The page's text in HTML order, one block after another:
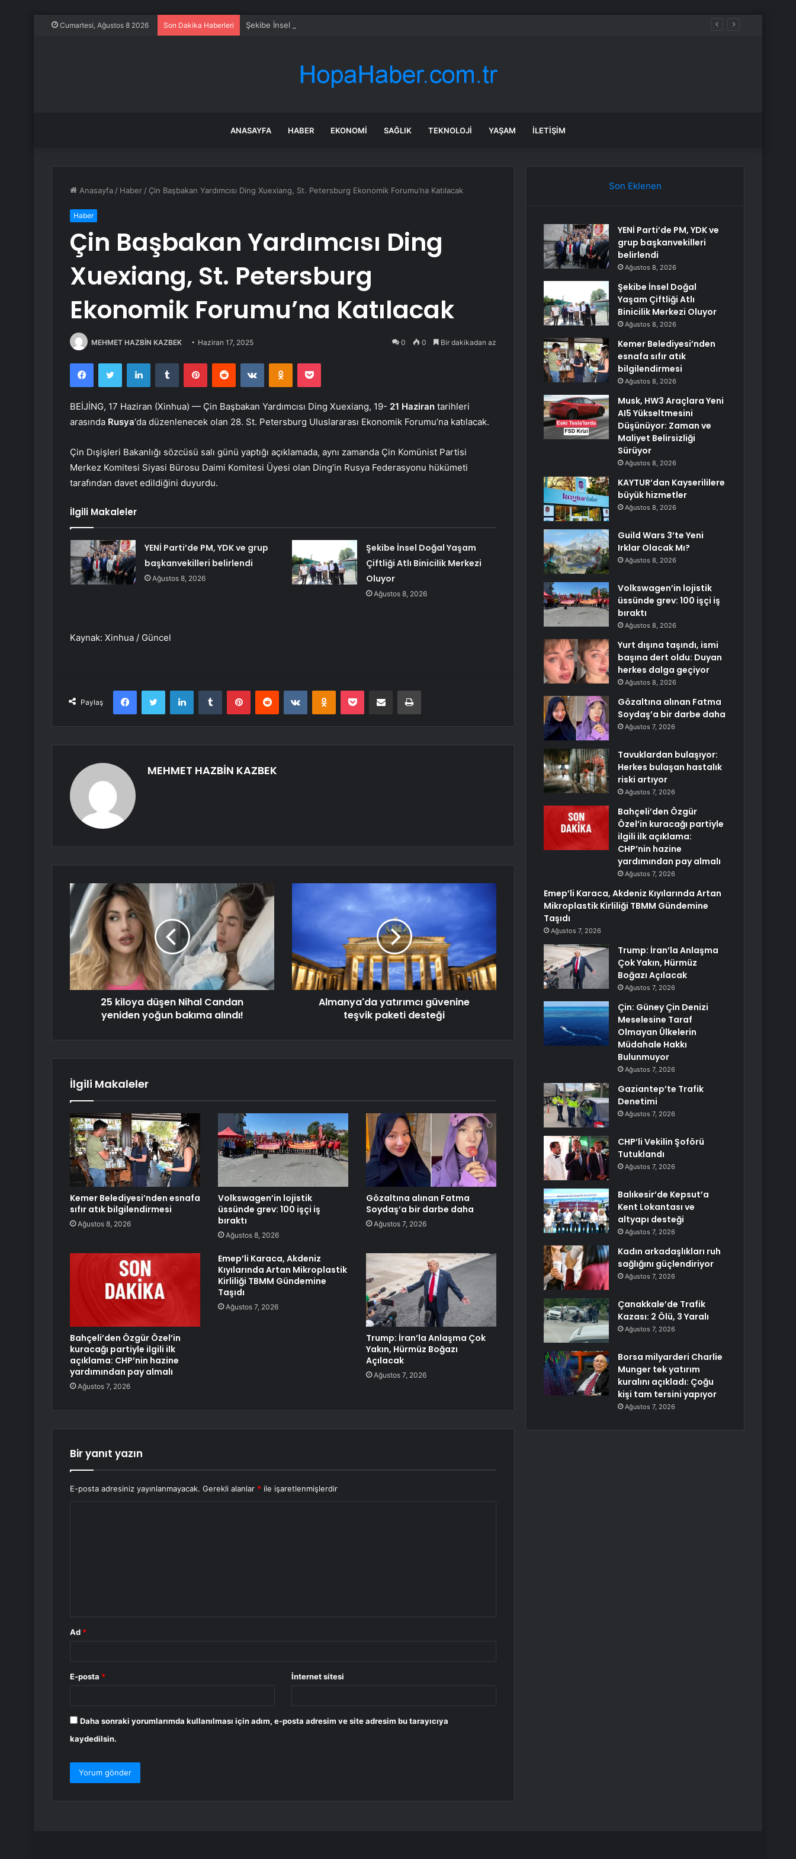
Cumartesi, Ağustos 8 2026 Son Dakika Haberleri Şekibe İnsel Doğal Yaşam Çiftliği Atlı Binicilik Merkezi Oluyor
ANASAYFA HABER EKONOMI SAĞLIK TEKNOLOJI YAŞAM İLETIŞIM
Anasayfa / Haber / Çin Başbakan Yardımcısı Ding Xuexiang, St. Petersburg Ekonomik Forumu’na Katılacak
Haber
Çin Başbakan Yardımcısı Ding
Xuexiang, St. Petersburg
Ekonomik Forumu’na Katılacak
MEHMET HAZBİN KAZBEK Haziran 17, 2025 0 0 Bir dakikadan az
FacebookTwitter LinkedInTumblr PinterestReddit VKontakteOdnoklassniki
Pocket
BEİJİNG, 17 Haziran (Xinhua) — Çin Başbakan Yardımcısı Ding Xuexiang, 19- 21 Haziran tarihleri
arasında Rusya‘da düzenlenecek olan 28. St. Petersburg Uluslararası Ekonomik Forumu’na katılacak.
Çin Dışişleri Bakanlığı sözcüsü salı günü yaptığı açıklamada, aynı zamanda Çin Komünist Partisi
Merkez Komitesi Siyasi Bürosu Daimi Komitesi Üyesi olan Ding’in Rusya Federasyonu hükümeti
tarafından davet edildiğini duyurdu.
İlgili Makaleler
YENİ Parti’de PM, YDK ve grup
başkanvekilleri belirlendi
Ağustos 8, 2026
Şekibe İnsel Doğal Yaşam
Çiftliği Atlı Binicilik Merkezi
Oluyor
Ağustos 8, 2026
Kaynak: Xinhua / Güncel
Paylaş
FacebookTwitter LinkedInTumblr PinterestReddit VKontakteOdnoklassniki
Pocket E-Posta ile paylaş Yazdır
MEHMET HAZBİN KAZBEK
25 kiloya düşen Nihal Candan
yeniden yoğun bakıma alındı!
Almanya'da yatırımcı güvenine
teşvik paketi desteği
İlgili Makaleler
Kemer Belediyesi’nden esnafa
sıfır atık bilgilendirmesi
Ağustos 8, 2026
Volkswagen’in lojistik
üssünde grev: 100 işçi iş
bıraktı
Ağustos 8, 2026
Gözaltına alınan Fatma
Soydaş’a bir darbe daha
Ağustos 7, 2026
Bahçeli’den Özgür Özel’in
kuracağı partiyle ilgili ilk
açıklama: CHP’nin hazine
yardımından pay almalı
Ağustos 7, 2026
Emep’li Karaca, Akdeniz
Kıyılarında Artan Mikroplastik
Kirliliği TBMM Gündemine
Taşıdı
Ağustos 7, 2026
Trump: İran’la Anlaşma Çok
Yakın, Hürmüz Boğazı
Açılacak
Ağustos 7, 2026
Bir yanıt yazın
E-posta adresiniz yayınlanmayacak. Gerekli alanlar * ile işaretlenmişlerdir
Ad *
E-posta * İnternet sitesi
Daha sonraki yorumlarımda kullanılması için adım, e-posta adresim ve site adresim bu tarayıcıya
kaydedilsin.
Son Eklenen
YENİ Parti’de PM, YDK ve
grup başkanvekilleri
belirlendi
Ağustos 8, 2026
Şekibe İnsel Doğal
Yaşam Çiftliği Atlı
Binicilik Merkezi Oluyor
Ağustos 8, 2026
Kemer Belediyesi’nden
esnafa sıfır atık
bilgilendirmesi
Ağustos 8, 2026
Musk, HW3 Araçlara Yeni
AI5 Yükseltmesini
Düşünüyor: Zaman ve
Maliyet Belirsizliği
Sürüyor
Ağustos 8, 2026
KAYTUR’dan Kayserililere
büyük hizmetler
Ağustos 8, 2026
Guild Wars 3’te Yeni
Irklar Olacak Mı?
Ağustos 8, 2026
Volkswagen’in lojistik
üssünde grev: 100 işçi iş
bıraktı
Ağustos 8, 2026
Yurt dışına taşındı, ismi
başına dert oldu: Duyan
herkes dalga geçiyor
Ağustos 8, 2026
Gözaltına alınan Fatma
Soydaş’a bir darbe daha
Ağustos 7, 2026
Tavuklardan bulaşıyor:
Herkes bulaşan hastalık
riski artıyor
Ağustos 7, 2026
Bahçeli’den Özgür
Özel’in kuracağı partiyle
ilgili ilk açıklama:
CHP’nin hazine
yardımından pay almalı
Ağustos 7, 2026
Emep’li Karaca, Akdeniz Kıyılarında Artan
Mikroplastik Kirliliği TBMM Gündemine
Taşıdı
Ağustos 7, 2026
Trump: İran’la Anlaşma
Çok Yakın, Hürmüz
Boğazı Açılacak
Ağustos 7, 2026
Çin: Güney Çin Denizi
Meselesine Taraf
Olmayan Ülkelerin
Müdahale Hakkı
Bulunmuyor
Ağustos 7, 2026
Gaziantep’te Trafik
Denetimi
Ağustos 7, 2026
CHP’li Vekilin Şoförü
Tutuklandı
Ağustos 7, 2026
Balıkesir’de Kepsut’a
Kent Lokantası ve
altyapı desteği
Ağustos 7, 2026
Kadın arkadaşlıkları ruh
sağlığını güçlendiriyor
Ağustos 7, 2026
Çanakkale’de Trafik
Kazası: 2 Ölü, 3 Yaralı
Ağustos 7, 2026
Borsa milyarderi Charlie
Munger tek yatırım
kuralını açıkladı: Çoğu
kişi tam tersini yapıyor
Ağustos 7, 2026